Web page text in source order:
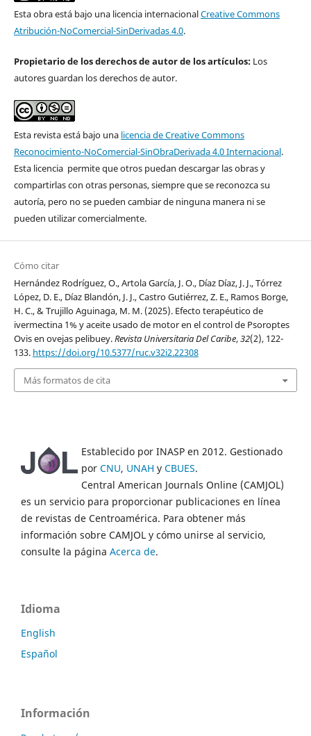
Esta obra está bajo una licencia internacionalCreative Commons
Atribución-NoComercial-SinDerivadas 4.0.
Propietario de los derechos de autor de los artículos:Los
autores guardan los derechos de autor.
Esta revista está bajo una licencia de Creative Commons
Reconocimiento-NoComercial-SinObraDerivada 4.0 Internacional.
Esta licencia permite que otros puedan descargar las obras y
compartirlas con otras personas, siempre que se reconozca su
autoría, pero no se pueden cambiar de ninguna manera ni se
pueden utilizar comercialmente.
Cómo citar
Hernández Rodríguez, O., Artola García, J. O., Díaz Díaz, J. J., Tórrez
López, D. E., Díaz Blandón, J. J., Castro Gutiérrez, Z. E., Ramos Borge,
H. C., & Trujillo Aguinaga, M. M. (2025). Efecto terapéutico de
ivermectina 1% y aceite usado de motor en el control de Psoroptes
Ovis en ovejas pelibuey.Revista Universitaria Del Caribe,32(2), 122-
133. https://doi.org/10.5377/ruc.v32i2.22308
Más formatos de cita
Establecido por INASP en 2012. Gestionado
por CNU, UNAH y CBUES.
Central American Journals Online (CAMJOL)
es un servicio para proporcionar publicaciones en línea
de revistas de Centroamérica. Para obtener más
información sobre CAMJOL y cómo unirse al servicio,
consulte la página Acerca de.
Idioma
English
Español
Información